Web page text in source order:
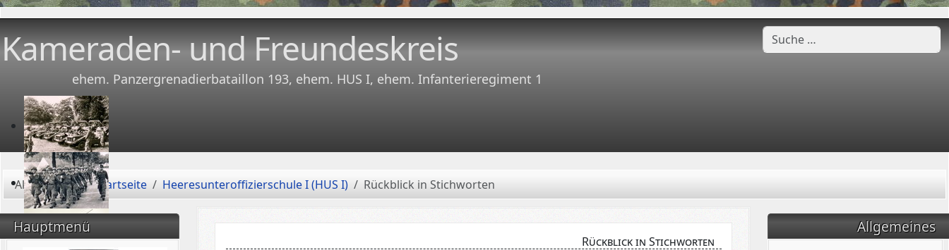
Suchen
Kameraden- und Freundeskreis
ehem. Panzergrenadierbataillon 193, ehem. HUS I, ehem. Infanterieregiment 1
Aktuelle Seite:Startseite Heeresunteroffizierschule I (HUS I) Rückblick in Stichworten
Hauptmenü Allgemeines
Rückblick in Stichworten